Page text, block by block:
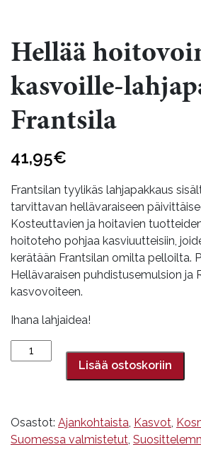
Hellää
kasvoille-
Frantsila
41,95€
Frantsilan tyylikäs lahjapakkaus
tarvittavan hellävaraiseen
Kosteuttavien ja hoitavien
hoitoteho pohjaa kasviuutteisiin,
kerätään Frantsilan omilta pelloilta.
Hellävaraisen puhdistusemulsion ja
kasvovoiteen.
Ihana lahjaidea!
Hellää
hoitovoimaa
Frantsila
määrä
Lisää ostoskoriin
Osastot: Ajankohtaista Kasvot
Suomessa valmistetut